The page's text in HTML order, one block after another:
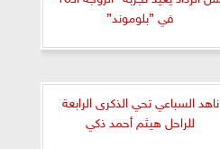
في ”بلوموند”
ناهد السباعي تحي الذكرى الرابعة
للراحل هيثم أحمد ذكي